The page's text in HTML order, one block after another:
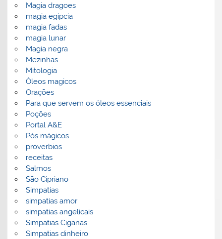
Magia dragoes
magia egipcia
magia fadas
magia lunar
Magia negra
Mezinhas
Mitologia
Óleos magicos
Orações
Para que servem os óleos essenciais
Poções
Portal A&E
Pós mágicos
proverbios
receitas
Salmos
São Cipriano
Simpatias
simpatias amor
simpatias angelicais
Simpatias Ciganas
Simpatias dinheiro